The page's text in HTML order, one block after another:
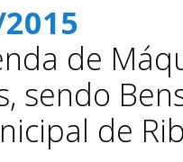
de
sendo
de